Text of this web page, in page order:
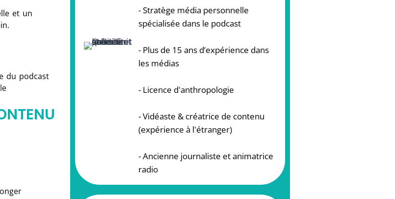
et un
du podcast
- Stratège média personnelle
spécialisée dans le podcast
- Plus de 15 ans d’expérience dans
les médias
- Licence d'anthropologie
- Vidéaste & créatrice de contenu
(expérience à l'étranger)
- Ancienne journaliste et animatrice
radio